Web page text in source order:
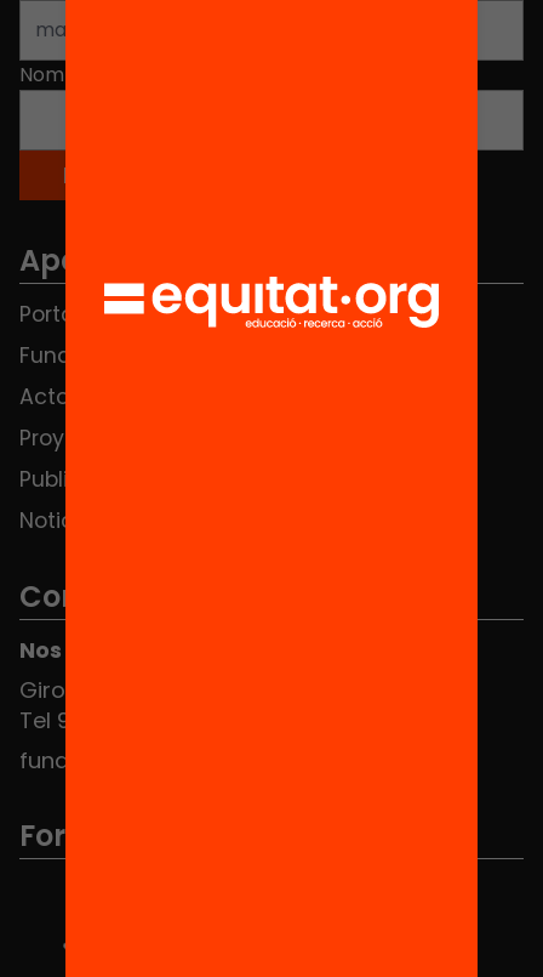
Nombre
Apartados
Portada
Fundación
Actos
Proyectos
Publicaciones y vídeos
Noticias
FAQS
Contacto
Nos puedes encontrar en el HUB Social
Girona 34, interior 08010 Barcelona
Tel 934 588 700
fundacio@equitat.org
Formamos parte de...